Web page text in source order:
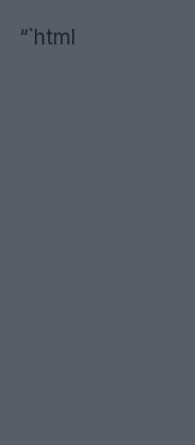
“`html